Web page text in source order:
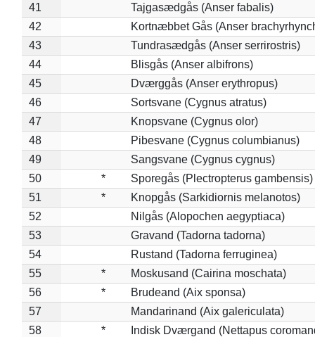
41
Tajgasædgås (Anser fabalis)
42
Kortnæbbet Gås (Anser
43
Tundrasædgås (Anser serrirostris)
44
Blisgås (Anser albifrons)
45
Dværggås (Anser erythropus)
46
Sortsvane (Cygnus atratus)
47
Knopsvane (Cygnus olor)
48
Pibesvane (Cygnus columbianus)
49
Sangsvane (Cygnus cygnus)
50
*
Sporegås (Plectropterus gambensis)
51
*
Knopgås (Sarkidiornis melanotos)
52
Nilgås (Alopochen aegyptiaca)
53
Gravand (Tadorna tadorna)
54
Rustand (Tadorna ferruginea)
55
*
Moskusand (Cairina moschata)
56
*
Brudeand (Aix sponsa)
57
Mandarinand (Aix galericulata)
58
*
Indisk Dværgand (Nettapus